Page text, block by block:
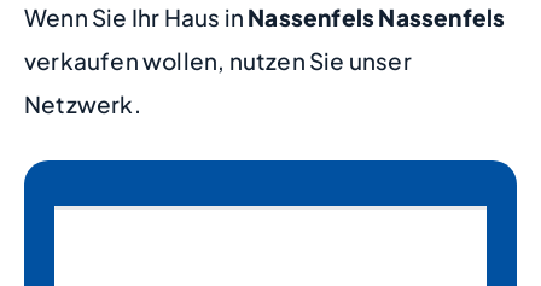
Wenn Sie Ihr Haus in Nassenfels Nassenfels
verkaufen wollen, nutzen Sie unser
Netzwerk.